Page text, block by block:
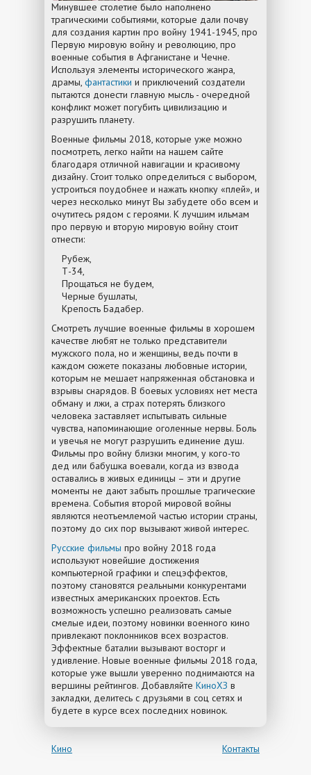
Минувшее столетие было наполнено
трагическими событиями, которые дали почву
для создания картин про войну 1941-1945, про
Первую мировую войну и революцию, про
военные события в Афганистане и Чечне.
Используя элементы исторического жанра,
драмы, фантастики и приключений создатели
пытаются донести главную мысль - очередной
конфликт может погубить цивилизацию и
разрушить планету.
Военные фильмы 2018, которые уже можно
посмотреть, легко найти на нашем сайте
благодаря отличной навигации и красивому
дизайну. Стоит только определиться с выбором,
устроиться поудобнее и нажать кнопку «плей», и
через несколько минут Вы забудете обо всем и
очутитесь рядом с героями. К лучшим ильмам
про первую и вторую мировую войну стоит
отнести:
Рубеж,
Т-34,
Прощаться не будем,
Черные бушлаты,
Крепость Бадабер.
Смотреть лучшие военные фильмы в хорошем
качестве любят не только представители
мужского пола, но и женщины, ведь почти в
каждом сюжете показаны любовные истории,
которым не мешает напряженная обстановка и
взрывы снарядов. В боевых условиях нет места
обману и лжи, а страх потерять близкого
человека заставляет испытывать сильные
чувства, напоминающие оголенные нервы. Боль
и увечья не могут разрушить единение душ.
Фильмы про войну близки многим, у кого-то
дед или бабушка воевали, когда из взвода
оставались в живых единицы – эти и другие
моменты не дают забыть прошлые трагические
времена. События второй мировой войны
являются неотъемлемой частью истории страны,
поэтому до сих пор вызывают живой интерес.
Русские фильмы про войну 2018 года
используют новейшие достижения
компьютерной графики и спецэффектов,
поэтому становятся реальными конкурентами
известных американских проектов. Есть
возможность успешно реализовать самые
смелые идеи, поэтому новинки военного кино
привлекают поклонников всех возрастов.
Эффектные баталии вызывают восторг и
удивление. Новые военные фильмы 2018 года,
которые уже вышли уверенно поднимаются на
вершины рейтингов. Добавляйте КиноХЗ в
закладки, делитесь с друзьями в соц сетях и
будете в курсе всех последних новинок.
Кино Контакты